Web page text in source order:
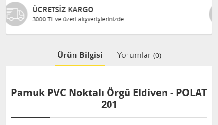
Bilgileriniz 128 Bit SSL ile güvende
Ürün Bilgisi Yorumlar (0)
Pamuk PVC Noktalı Örgü Eldiven - POLAT
201